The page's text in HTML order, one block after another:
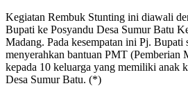
Kegiatan Rembuk Stunting ini diawali
Bupati ke Posyandu Desa Sumur Batu
Madang. Pada kesempatan ini Pj. Bupati
menyerahkan bantuan PMT (Pemberian
kepada 10 keluarga yang memiliki anak
Desa Sumur Batu. (*)